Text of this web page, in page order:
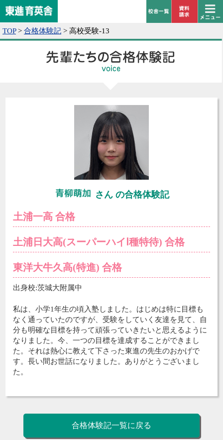
TOP> 合格体験記 > 高校受験-13
さん の合格体験記
土浦一高 合格
土浦日大高(スーパーハイⅠ種特待) 合格
東洋大牛久高(特進) 合格
出身校:茨城大附属中
私は、小学1年生の頃入塾しました。はじめは特に目標も
なく通っていたのですが、受験をしていく友達を見て、自
分も明確な目標を持って頑張っていきたいと思えるように
なりました。今、一つの目標を達成することができまし
た。それは熱心に教えて下さった東進の先生のおかげで
す。長い間お世話になりました。ありがとうございまし
た。
合格体験記一覧に戻る